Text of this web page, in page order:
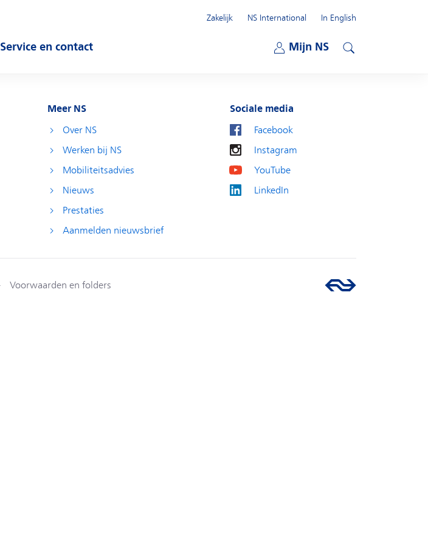
Service en contact
Mijn NS
Zakelijk
NS International
In English
Meer NS
Over NS
Werken bij NS
Mobiliteitsadvies
Nieuws
Prestaties
Aanmelden nieuwsbrief
Sociale media
Facebook
Instagram
YouTube
LinkedIn
Voorwaarden en folders